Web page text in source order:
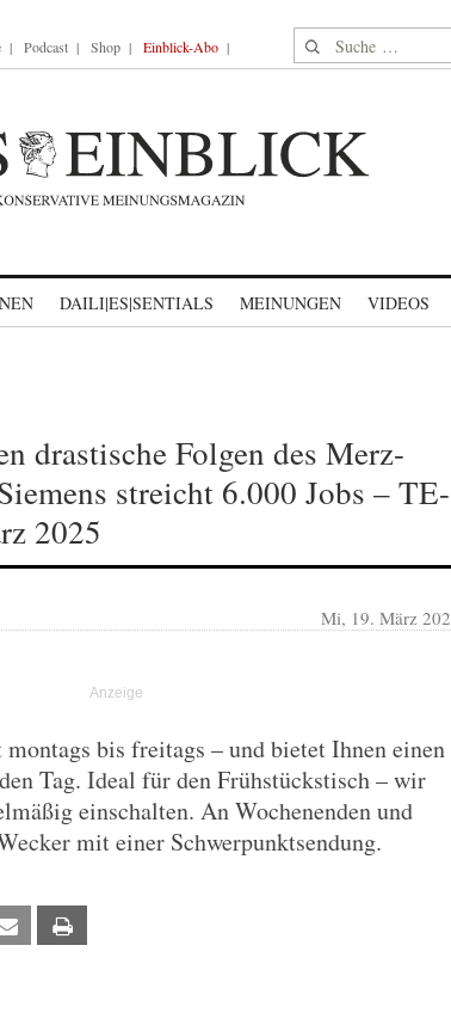
Podcast Shop Einblick-Abo Suche nach:
DAILI|ES|SENTIALS MEINUNGEN VIDEOS
drastische Folgen des Merz-
streicht 6.000 Jobs – TE-
2025
Mi, 19. März
bis freitags – und bietet Ihnen einen
Tag. Ideal für den Frühstückstisch – wir
einschalten. An Wochenenden und
mit einer Schwerpunktsendung.
Email